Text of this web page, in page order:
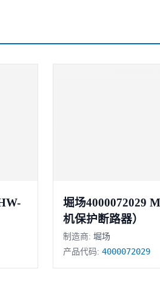
堀场4000072029 MPCB（电
机保护断路器）
制造商: 堀场
产品代码: 4000072029